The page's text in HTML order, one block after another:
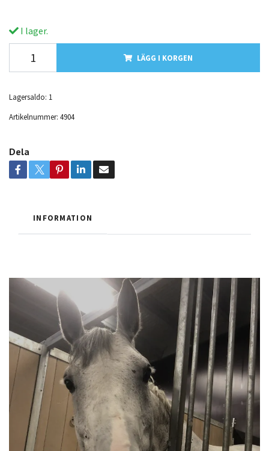
I lager.
LÄGG I KORGEN
Lagersaldo: 1
Artikelnummer: 4904
Dela
INFORMATION